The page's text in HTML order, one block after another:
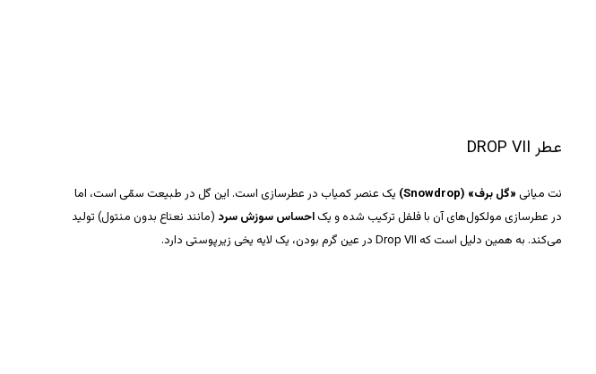
عطر DROP VII
نت میانی «گل برف» (Snowdrop)
یک عنصر کمیاب در عطرسازی است. این گل در طبیعت سمّی است، اما
در عطرسازی مولکول‌های آن با فلفل ترکیب شده و یک احساس سوزش سرد (مانند نعناع بدون منتول) تولید
می‌کند. به همین دلیل است که Drop VII در عین گرم بودن، یک لایه یخی زیرپوستی دارد.